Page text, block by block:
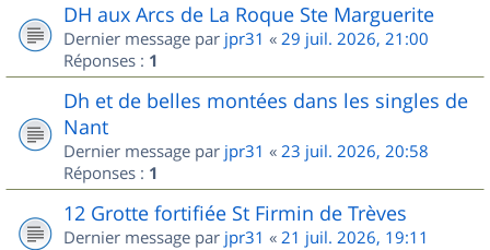
DH aux Arcs de La Roque Ste Marguerite
Dernier message par jpr31 « 29 juil. 2026, 21:00
Réponses : 1
Dh et de belles montées dans les singles de
Nant
Dernier message par jpr31 « 23 juil. 2026, 20:58
Réponses : 1
12 Grotte fortifiée St Firmin de Trèves
Dernier message par jpr31 « 21 juil. 2026, 19:11